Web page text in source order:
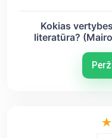
Kokias
literatūra?